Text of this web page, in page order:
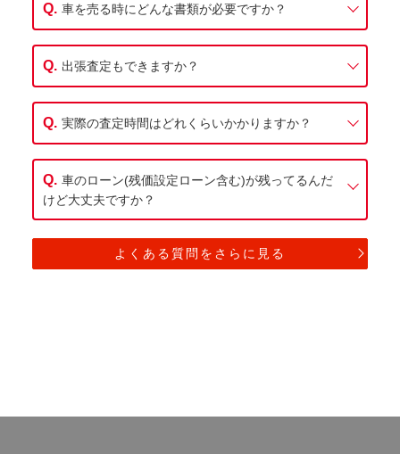
車を売る時にどんな書類が必要ですか？
出張査定もできますか？
実際の査定時間はどれくらいかかりますか？
車のローン(残価設定ローン含む)が残ってるんだ
けど大丈夫ですか？
よくある質問をさらに見る